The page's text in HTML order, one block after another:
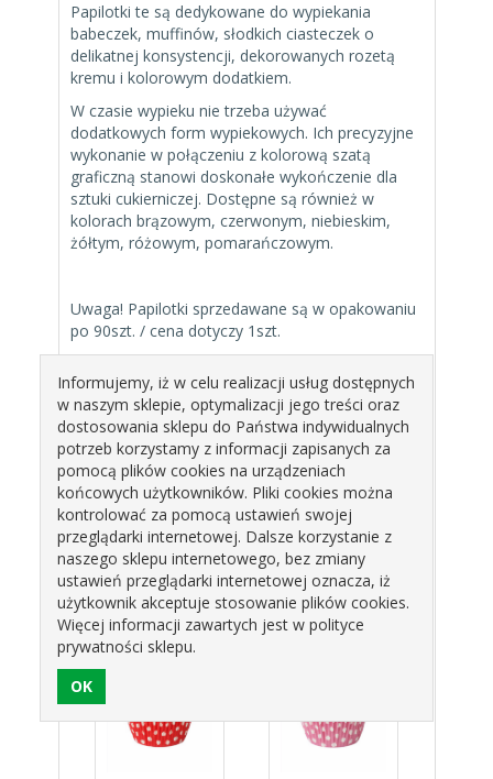
Papilotki te są dedykowane do wypiekania
babeczek, muffinów, słodkich ciasteczek o
delikatnej konsystencji, dekorowanych rozetą
kremu i kolorowym dodatkiem.
W czasie wypieku nie trzeba używać
dodatkowych form wypiekowych. Ich precyzyjne
wykonanie w połączeniu z kolorową szatą
graficzną stanowi doskonałe wykończenie dla
sztuki cukierniczej. Dostępne są również w
kolorach brązowym, czerwonym, niebieskim,
żółtym, różowym, pomarańczowym.
Uwaga! Papilotki sprzedawane są w opakowaniu
po 90szt. / cena dotyczy 1szt.
Produkty pokrewne
Informujemy, iż w celu realizacji usług dostępnych
w naszym sklepie, optymalizacji jego treści oraz
dostosowania sklepu do Państwa indywidualnych
potrzeb korzystamy z informacji zapisanych za
pomocą plików cookies na urządzeniach
końcowych użytkowników. Pliki cookies można
kontrolować za pomocą ustawień swojej
przeglądarki internetowej. Dalsze korzystanie z
naszego sklepu internetowego, bez zmiany
ustawień przeglądarki internetowej oznacza, iż
użytkownik akceptuje stosowanie plików cookies.
Więcej informacji zawartych jest w polityce
prywatności sklepu.